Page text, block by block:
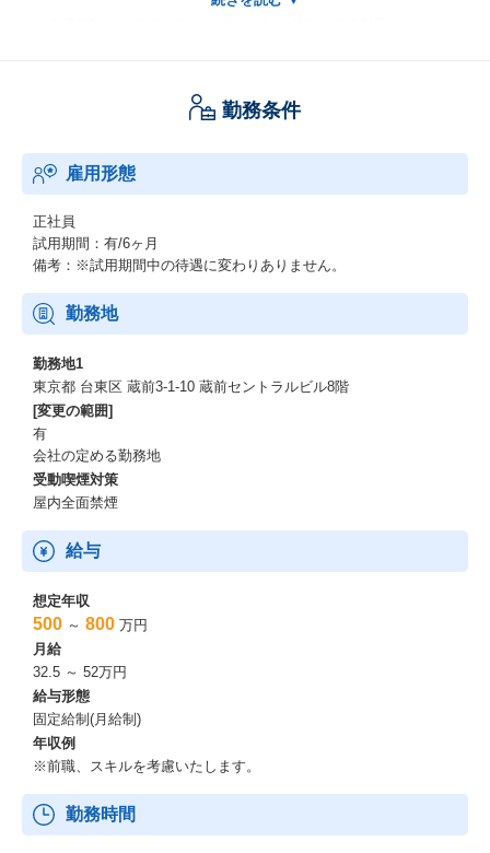
■介護業務支援ソフトウェア(法改正対応)
・PowerBuilderを利用したデスクトップアプリケーション改修開
発。
・介護保険法の改正に伴う新規加算・減算の追加対応。
担当工程：実現性調査、設計～テスト
■介護業務支援ソフトウェア(機能強化)
・PowerBuilderを利用したデスクトップアプリケーション改修開
発。
・介護費用の集計機能の性能改善対応。
担当工程：実現性調査、設計～テスト
勤務条件
雇用形態
正社員
試用期間：有/6ヶ月
備考：※試用期間中の待遇に変わりありません。
勤務地
勤務地1
東京都 台東区 蔵前3-1-10 蔵前セントラルビル8階
[変更の範囲]
有
会社の定める勤務地
受動喫煙対策
屋内全面禁煙
給与
想定年収
500 ～ 800 万円
月給
32.5 ～ 52万円
給与形態
固定給制(月給制)
年収例
※前職、スキルを考慮いたします。
勤務時間